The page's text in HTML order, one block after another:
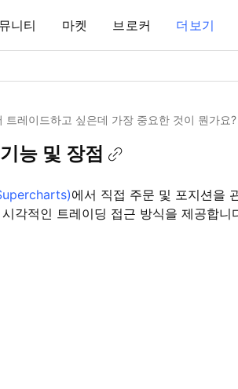
니티 마켓 브로커 더보기
트레이드하고 싶은데 가장 중요한 것이 뭔가요?
능 및 장점
에서 직접 주문 및 포지션을
각적인 트레이딩 접근 방식을 제공합니